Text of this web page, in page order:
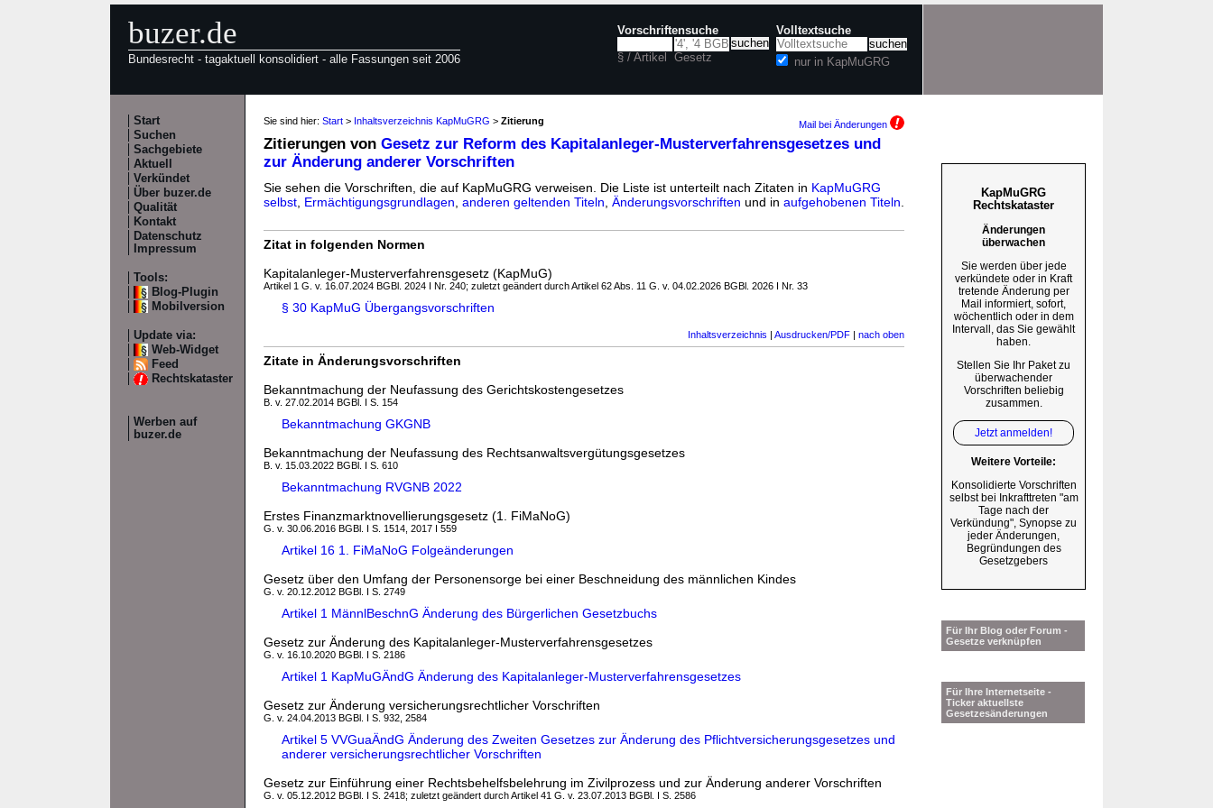
buzer.de
Bundesrecht - tagaktuell konsolidiert - alle Fassungen seit 2006
Vorschriftensuche
§ / Artikel Gesetz
Volltextsuche
nur in KapMuGRG
Start
Suchen
Sachgebiete
Aktuell
Verkündet
Über buzer.de
Qualität
Kontakt
Datenschutz
Impressum
Tools:
Blog-Plugin
Mobilversion
Update via:
Web-Widget
Feed
Rechtskataster
Werben auf
buzer.de
Sie sind hier: Start > Inhaltsverzeichnis KapMuGRG > Zitierung Mail bei Änderungen
Zitierungen von Gesetz zur Reform des Kapitalanleger-Musterverfahrensgesetzes und
zur Änderung anderer Vorschriften
Sie sehen die Vorschriften, die auf KapMuGRG verweisen. Die Liste ist unterteilt nach Zitaten in KapMuGRG
selbst Ermächtigungsgrundlagen anderen geltenden Titeln Änderungsvorschriften und in aufgehobenen Titeln
Zitat in folgenden Normen
Kapitalanleger-Musterverfahrensgesetz (KapMuG)
Artikel 1 G. v. 16.07.2024 BGBl. 2024 I Nr. 240; zuletzt geändert durch Artikel 62 Abs. 11 G. v. 04.02.2026 BGBl. 2026 I Nr. 33
§ 30 KapMuG Übergangsvorschriften
Inhaltsverzeichnis | Ausdrucken/PDF | nach oben
Zitate in Änderungsvorschriften
Bekanntmachung der Neufassung des Gerichtskostengesetzes
B. v. 27.02.2014 BGBl. I S. 154
Bekanntmachung GKGNB
Bekanntmachung der Neufassung des Rechtsanwaltsvergütungsgesetzes
B. v. 15.03.2022 BGBl. I S. 610
Bekanntmachung RVGNB 2022
Erstes Finanzmarktnovellierungsgesetz (1. FiMaNoG)
G. v. 30.06.2016 BGBl. I S. 1514, 2017 I 559
Artikel 16 1. FiMaNoG Folgeänderungen
Gesetz über den Umfang der Personensorge bei einer Beschneidung des männlichen Kindes
G. v. 20.12.2012 BGBl. I S. 2749
Artikel 1 MännlBeschnG Änderung des Bürgerlichen Gesetzbuchs
Gesetz zur Änderung des Kapitalanleger-Musterverfahrensgesetzes
G. v. 16.10.2020 BGBl. I S. 2186
Artikel 1 KapMuGÄndG Änderung des Kapitalanleger-Musterverfahrensgesetzes
Gesetz zur Änderung versicherungsrechtlicher Vorschriften
G. v. 24.04.2013 BGBl. I S. 932, 2584
Artikel 5 VVGuaÄndG Änderung des Zweiten Gesetzes zur Änderung des Pflichtversicherungsgesetzes und
anderer versicherungsrechtlicher Vorschriften
Gesetz zur Einführung einer Rechtsbehelfsbelehrung im Zivilprozess und zur Änderung anderer Vorschriften
G. v. 05.12.2012 BGBl. I S. 2418; zuletzt geändert durch Artikel 41 G. v. 23.07.2013 BGBl. I S. 2586
KapMuGRG
Rechtskataster
Änderungen
überwachen
Sie werden über jede
verkündete oder in Kraft
tretende Änderung per
Mail informiert, sofort,
wöchentlich oder in dem
Intervall, das Sie gewählt
haben.
Stellen Sie Ihr Paket zu
überwachender
Vorschriften beliebig
zusammen.
Jetzt anmelden!
Weitere Vorteile:
Konsolidierte Vorschriften
selbst bei Inkrafttreten "am
Tage nach der
Verkündung", Synopse zu
jeder Änderungen,
Begründungen des
Gesetzgebers
Für Ihr Blog oder Forum -
Gesetze verknüpfen
Für Ihre Internetseite -
Ticker aktuellste
Gesetzesänderungen